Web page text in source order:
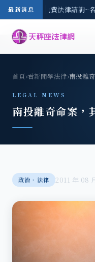
最新消息
3(一) 現場免費法律諮詢~
首頁›看新聞學法律›南投離
LEGAL NEWS
南投離奇命案，
政治‧法律 2011 年 08